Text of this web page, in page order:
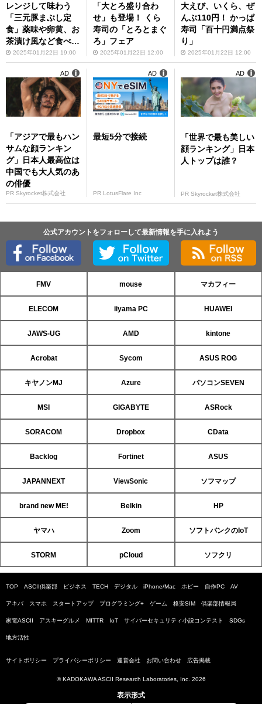
レンジして味わう
「三元豚まぶし定
食」薬味や卵黄、お
茶漬け風など食べ方
いろいろ
2025年01月22日 19:00
「大とろ盛り合わ
せ」も登場！ くら
寿司の「とろとまぐ
ろ」フェア
2025年01月22日 12:00
大えび、いくら、ぜ
んぶ110円！ かっぱ
寿司「百十円満点祭
り」
2025年01月22日 12:00
「アジアで最もハン
サムな顔ランキン
グ」日本人最高位は
中国でも大人気のあ
の俳優
PR Skyrocket株式会社
AD
最短5分で接続
PR LotusFlare Inc
AD
「世界で最も美しい
顔ランキング」日本
人トップは誰？
PR Skyrocket株式会社
AD
公式アカウントをフォローして最新情報を手に入れよう
FMV mouse マカフィー
ELECOM iiyama PC HUAWEI
JAWS-UG AMD kintone
Acrobat Sycom ASUS ROG
キヤノンMJ Azure パソコンSEVEN
MSI GIGABYTE ASRock
SORACOM Dropbox CData
Backlog Fortinet ASUS
JAPANNEXT ViewSonic ソフマップ
brand new ME! Belkin HP
ヤマハ Zoom ソフトバンクのIoT
STORM pCloud ソフクリ
TOP ASCII倶楽部 ビジネス TECH デジタル iPhone/Mac ホビー 自作PC AV
アキバ スマホ スタートアップ プログラミング+ ゲーム 格安SIM 倶楽部情報局
家電ASCII アスキーグルメ MITTR IoT サイバーセキュリティ小説コンテスト SDGs
地方活性
サイトポリシー プライバシーポリシー 運営会社 お問い合わせ 広告掲載
© KADOKAWA ASCII Research Laboratories, Inc. 2026
表示形式